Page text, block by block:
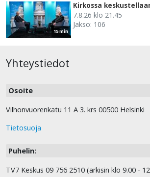
15 min
Kirkossa
7.8.26 klo 21.45
Jakso: 106
Yhteystiedot
Osoite
Vilhonvuorenkatu 11 A 3. krs 00500 Helsinki
Tietosuoja
Puhelin:
TV7 Keskus 09 756 2510 (arkisin klo 9.00 -